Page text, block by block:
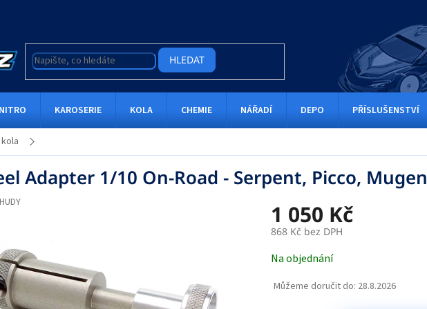
HLEDAT
NITRO KAROSERIE KOLA CHEMIE NÁŘADÍ DEPO PŘÍSLUŠENSTVÍ
Adapter 1/10 On-Road - Serpent, Picco, Mugen
HUDY 1 050 Kč
868 Kč bez DPH
cena:
Na objednání
Můžeme doručit do: 28.8.2026